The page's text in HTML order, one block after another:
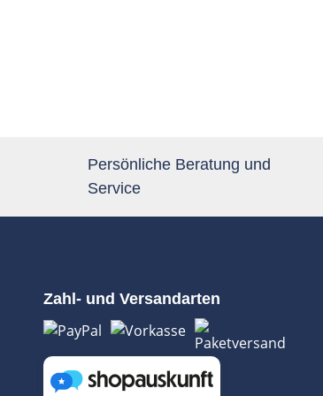
Persönliche Beratung und
Service
Zahl- und Versandarten